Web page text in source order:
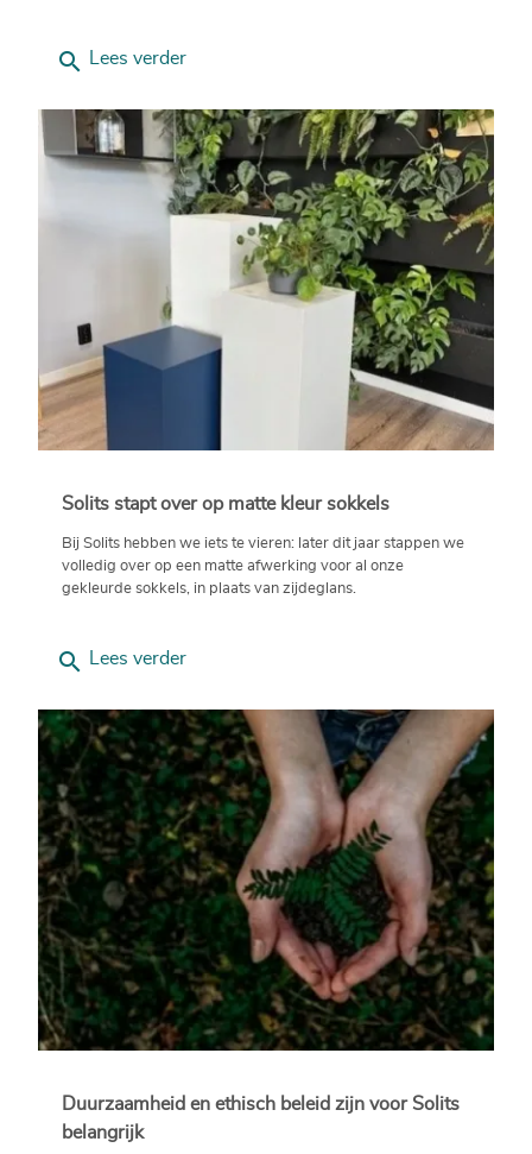
search Lees verder
Solits stapt over op matte kleur sokkels
Bij Solits hebben we iets te vieren: later dit jaar stappen we
volledig over op een matte afwerking voor al onze
gekleurde sokkels, in plaats van zijdeglans.
search Lees verder
Duurzaamheid en ethisch beleid zijn voor Solits
belangrijk